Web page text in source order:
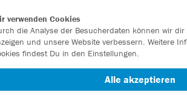
verwenden Cookies
die Analyse der Besucherdaten können wir
und unsere Website verbessern. Weitere
findest Du in den Einstellungen.
Alle akzeptieren